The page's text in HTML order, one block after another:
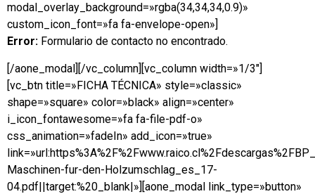
modal_overlay_background=»rgba(34,34,34,0.9)»
custom_icon_font=»fa fa-envelope-open»]
Error: Formulario de contacto no encontrado.
[/aone_modal][/vc_column][vc_column width=»1/3″]
[vc_btn title=»FICHA TÉCNICA» style=»classic»
shape=»square» color=»black» align=»center»
i_icon_fontawesome=»fa fa-file-pdf-o»
css_animation=»fadeIn» add_icon=»true»
Maschinen-fur-den-Holzumschlag_es_17-
04.pdf||target:%20_blank|»][aone_modal link_type=»button»